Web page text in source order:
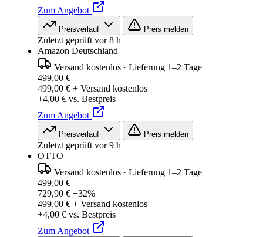
Zum Angebot
Preisverlauf Preis melden
Zuletzt geprüft vor 8 h
Amazon Deutschland
Versand kostenlos · Lieferung 1–2 Tage
499,00 €
499,00 € + Versand kostenlos
+4,00 € vs. Bestpreis
Zum Angebot
Preisverlauf Preis melden
Zuletzt geprüft vor 9 h
OTTO
Versand kostenlos · Lieferung 1–2 Tage
499,00 €
729,90 € −32%
499,00 € + Versand kostenlos
+4,00 € vs. Bestpreis
Zum Angebot